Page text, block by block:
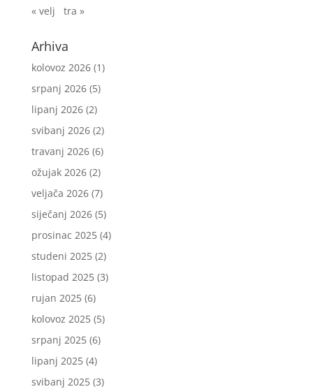
« velj
tra »
Arhiva
kolovoz 2026(1)
srpanj 2026(5)
lipanj 2026(2)
svibanj 2026(2)
travanj 2026(6)
ožujak 2026(2)
veljača 2026(7)
siječanj 2026(5)
prosinac 2025(4)
studeni 2025(2)
listopad 2025(3)
rujan 2025(6)
kolovoz 2025(5)
srpanj 2025(6)
lipanj 2025(4)
svibanj 2025(3)